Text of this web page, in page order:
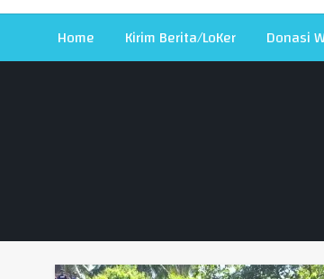
Home Kirim Berita/LoKer Donasi